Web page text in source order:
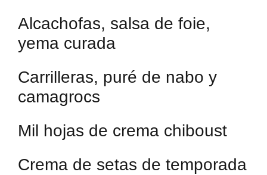
Alcachofas, salsa de foie,
yema curada
Carrilleras, puré de nabo y
camagrocs
Mil hojas de crema chiboust
Crema de setas de temporada